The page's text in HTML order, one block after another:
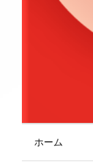
ホーム